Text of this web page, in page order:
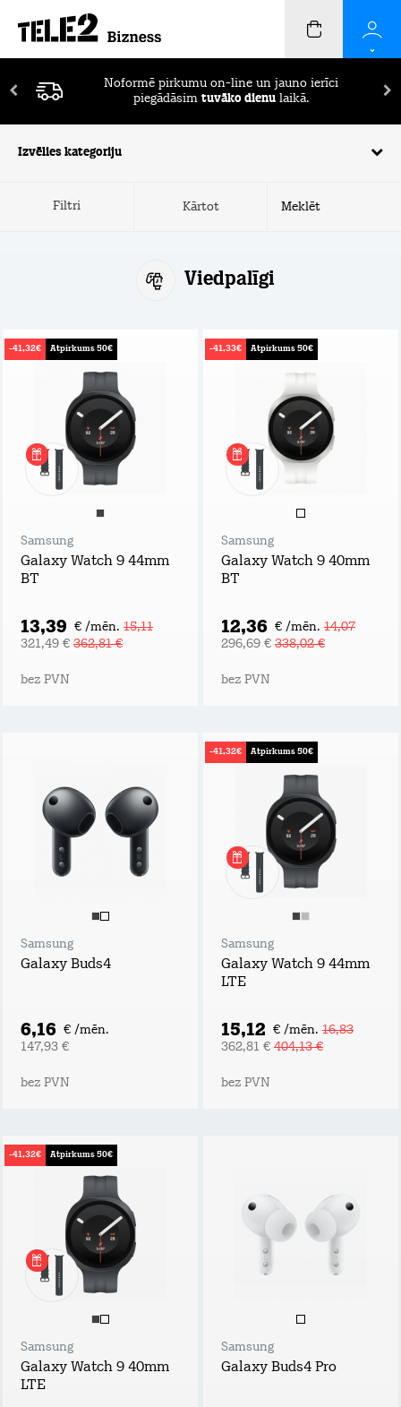
Pirmos 2 mēnešus ierīču apdrošināšanaBEZ
MAKSAS!
Izvēlies kategoriju
Filtri Kārtot
Viedpalīgi
-41,32€ Atpirkums 50€
Samsung
Galaxy Watch 9 44mm
BT
13,39 € /mēn. 15,11
321,49 € 362,81 €
bez PVN
-41,33€ Atpirkums 50€
Samsung
Galaxy Watch 9 40mm
BT
12,36 € /mēn. 14,07
296,69 € 338,02 €
bez PVN
Samsung
Galaxy Buds4
6,16 € /mēn.
147,93 €
bez PVN
-41,32€ Atpirkums 50€
Samsung
Galaxy Watch 9 44mm
LTE
15,12 € /mēn. 16,83
362,81 € 404,13 €
bez PVN
-41,32€ Atpirkums 50€
Samsung
Galaxy Watch 9 40mm
LTE
Samsung
Galaxy Buds4 Pro